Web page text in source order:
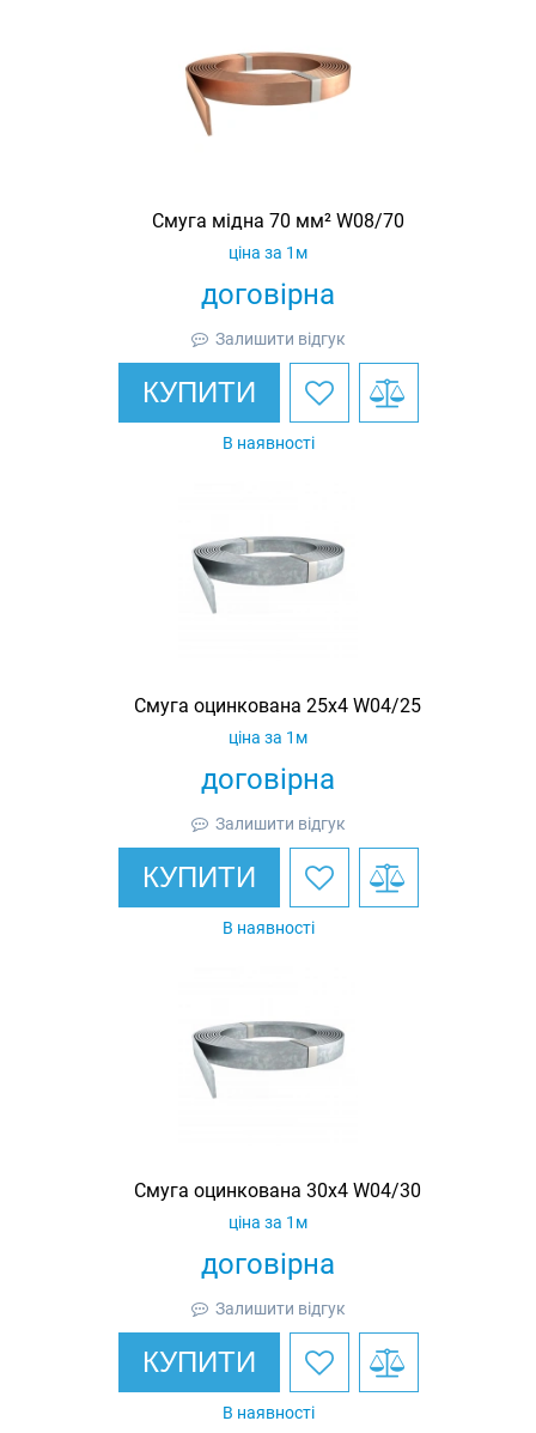
Смуга мідна 70 мм² W08/70
договірна
ціна за 1м
Залишити відгук
КУПИТИ
В наявності
Смуга оцинкована 25х4 W04/25
договірна
ціна за 1м
Залишити відгук
КУПИТИ
В наявності
Смуга оцинкована 30х4 W04/30
договірна
ціна за 1м
Залишити відгук
КУПИТИ
В наявності